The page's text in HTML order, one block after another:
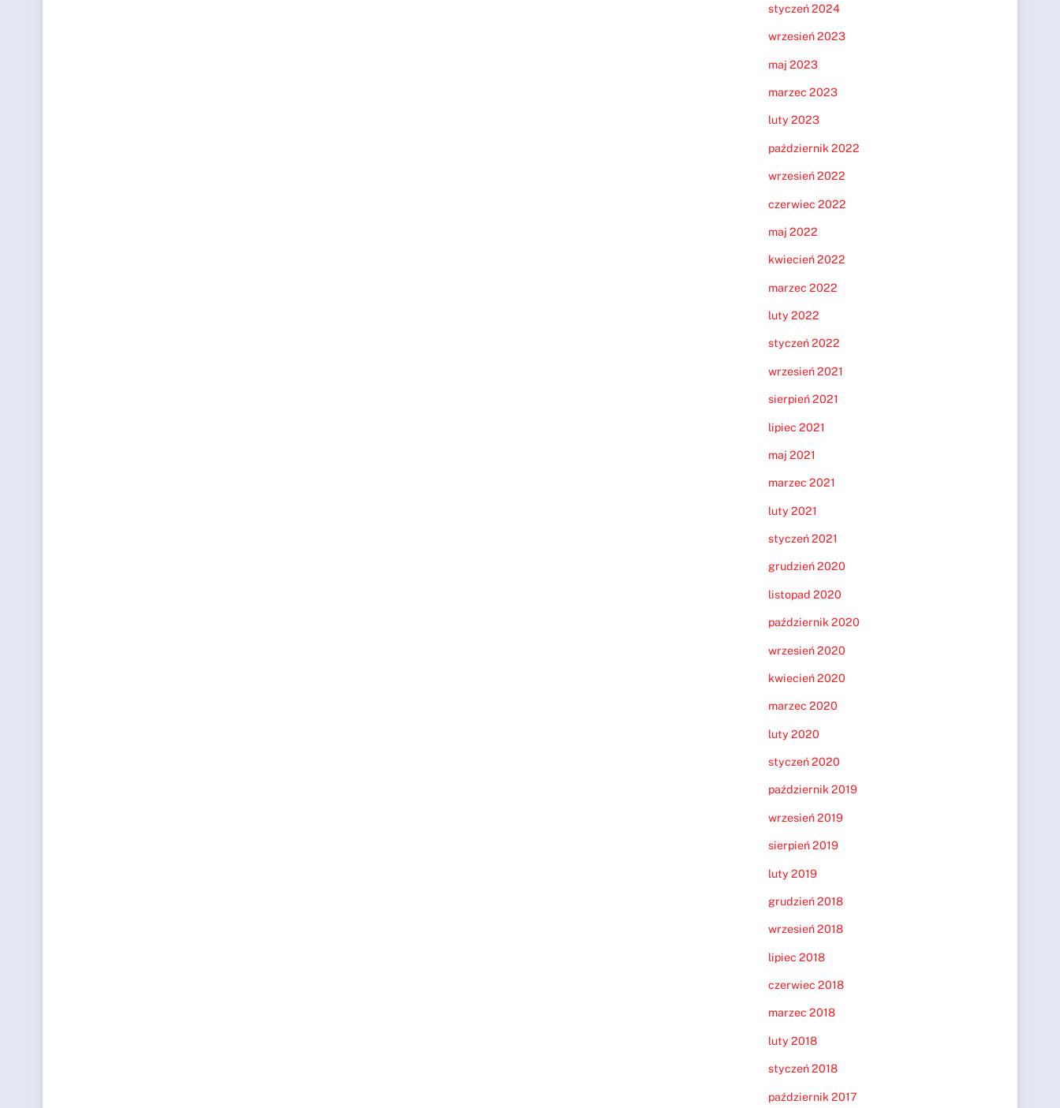
styczeń 2024
wrzesień 2023
maj 2023
marzec 2023
luty 2023
październik 2022
wrzesień 2022
czerwiec 2022
maj 2022
kwiecień 2022
marzec 2022
luty 2022
styczeń 2022
wrzesień 2021
sierpień 2021
lipiec 2021
maj 2021
marzec 2021
luty 2021
styczeń 2021
grudzień 2020
listopad 2020
październik 2020
wrzesień 2020
kwiecień 2020
marzec 2020
luty 2020
styczeń 2020
październik 2019
wrzesień 2019
sierpień 2019
luty 2019
grudzień 2018
wrzesień 2018
lipiec 2018
czerwiec 2018
marzec 2018
luty 2018
styczeń 2018
październik 2017